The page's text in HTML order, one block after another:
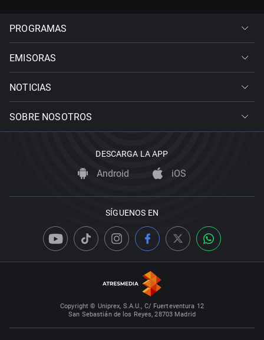
PROGRAMAS
EMISORAS
NOTICIAS
SOBRE NOSOTROS
DESCARGA LA APP
Android iOS
SÍGUENOS EN
Copyright © Uniprex, S.A.U., C/ Fuerteventura 12
San Sebastián de los Reyes, 28703 Madrid